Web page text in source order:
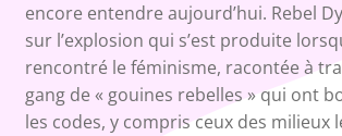
encore entendre aujourd’hui. Rebel
sur l’explosion qui s’est produite
rencontré le féminisme, racontée à
gang de « gouines rebelles » qui ont
les codes, y compris ceux des milieux